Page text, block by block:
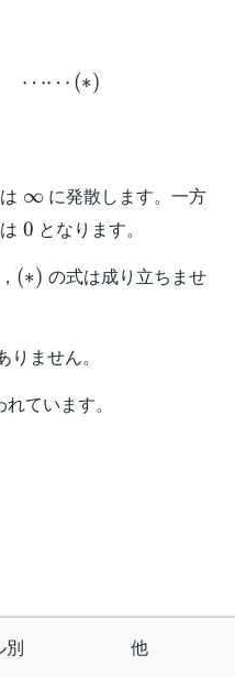
⋯⋯ (∗)
\infty
∞ に発散します。一方
0
0 となります。
(\ast)
(∗) の式は成り立ちませ
ません。
ています。
別 他